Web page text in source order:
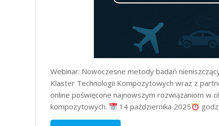
Webinar: Nowoczesne metody badań
Klaster Technologii Kompozytowych wraz z
online poświęcone najnowszym rozwiązaniom w
kompozytowych.
14 października 2025